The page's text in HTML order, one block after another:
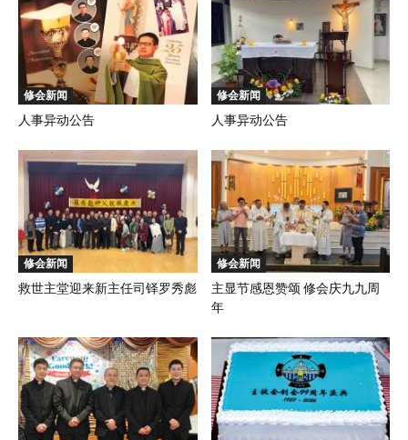
修会新闻
人事异动公告
修会新闻
人事异动公告
修会新闻
救世主堂迎来新主任司铎罗秀彪
修会新闻
主显节感恩赞颂 修会庆九九周
年